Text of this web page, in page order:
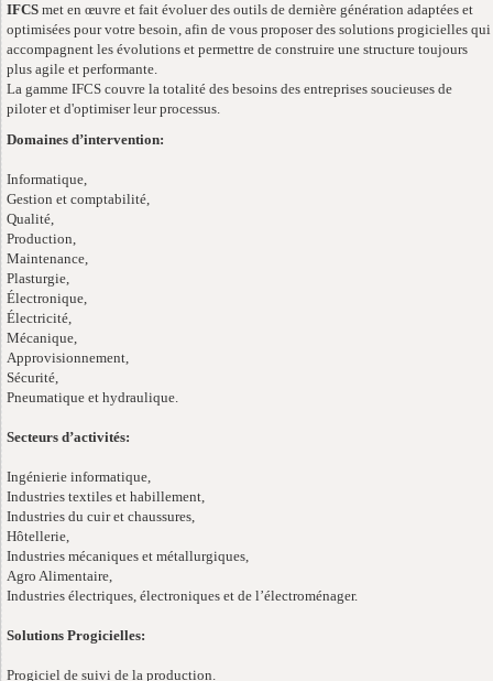
IFCS met en œuvre et fait évoluer des outils de dernière génération adaptées et
optimisées pour votre besoin, afin de vous proposer des solutions progicielles qui
accompagnent les évolutions et permettre de construire une structure toujours
plus agile et performante.
La gamme IFCS couvre la totalité des besoins des entreprises soucieuses de
piloter et d'optimiser leur processus.
Domaines d’intervention:
Informatique,
Gestion et comptabilité,
Qualité,
Production,
Maintenance,
Plasturgie,
Électronique,
Électricité,
Mécanique,
Approvisionnement,
Sécurité,
Pneumatique et hydraulique.
Secteurs d’activités:
Ingénierie informatique,
Industries textiles et habillement,
Industries du cuir et chaussures,
Hôtellerie,
Industries mécaniques et métallurgiques,
Agro Alimentaire,
Industries électriques, électroniques et de l’électroménager.
Solutions Progicielles:
Progiciel de suivi de la production.